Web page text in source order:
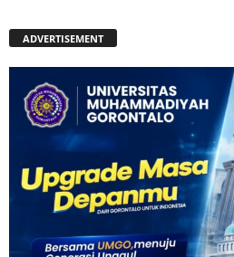
ADVERTISEMENT